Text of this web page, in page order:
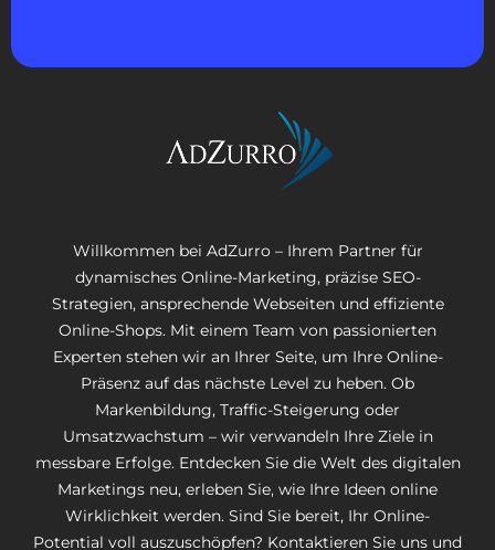
Willkommen bei AdZurro – Ihrem Partner für
dynamisches Online-Marketing, präzise SEO-
Strategien, ansprechende Webseiten und effiziente
Online-Shops. Mit einem Team von passionierten
Experten stehen wir an Ihrer Seite, um Ihre Online-
Präsenz auf das nächste Level zu heben. Ob
Markenbildung, Traffic-Steigerung oder
Umsatzwachstum – wir verwandeln Ihre Ziele in
messbare Erfolge. Entdecken Sie die Welt des digitalen
Marketings neu, erleben Sie, wie Ihre Ideen online
Wirklichkeit werden. Sind Sie bereit, Ihr Online-
Potential voll auszuschöpfen? Kontaktieren Sie uns und